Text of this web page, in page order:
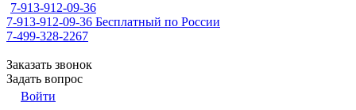
7-913-912-09-36
7-913-912-09-36 Бесплатный по России
7-499-328-2267
Заказать звонок
Задать вопрос
Войти